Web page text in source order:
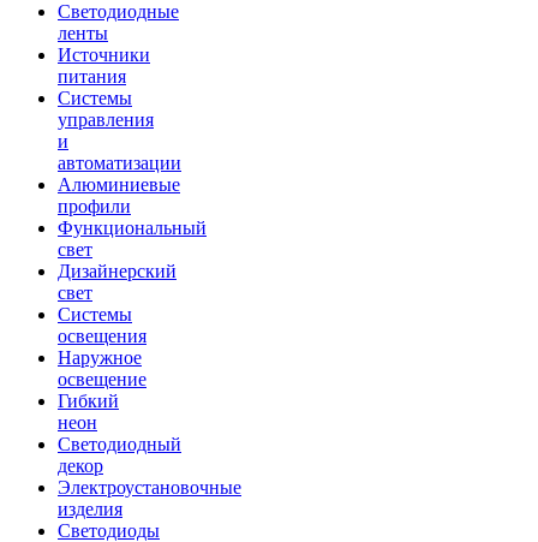
Светодиодные
ленты
Источники
питания
Системы
управления
и
автоматизации
Алюминиевые
профили
Функциональный
свет
Дизайнерский
свет
Системы
освещения
Наружное
освещение
Гибкий
неон
Светодиодный
декор
Электроустановочные
изделия
Светодиоды